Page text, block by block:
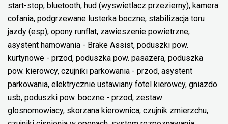
start-stop, bluetooth, hud (wyswietlacz przezierny), kamera
cofania, podgrzewane lusterka boczne, stabilizacja toru
jazdy (esp), opony runflat, zawieszenie powietrzne,
asystent hamowania - Brake Assist, poduszki pow.
kurtynowe - przod, poduszka pow. pasazera, poduszka
pow. kierowcy, czujniki parkowania - przod, asystent
parkowania, elektrycznie ustawiany fotel kierowcy, gniazdo
usb, poduszki pow. boczne - przod, zestaw
glosnomowiacy, skorzana kierownica, czujnik zmierzchu,